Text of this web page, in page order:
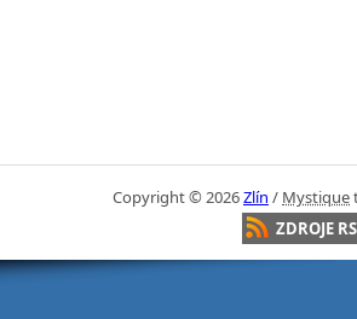
Copyright © 2026Zlín / Mystique
ZDROJE